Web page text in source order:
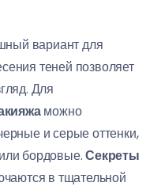
вариант для
теней позволяет
Для
можно
и серые оттенки,
бордовые.Секреты
в тщательной